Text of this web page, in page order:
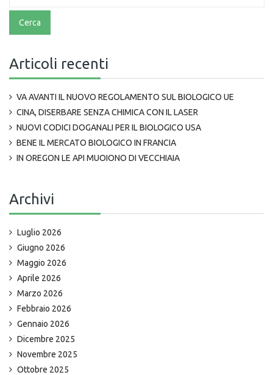
Articoli recenti
VA AVANTI IL NUOVO REGOLAMENTO SUL BIOLOGICO UE
CINA, DISERBARE SENZA CHIMICA CON IL LASER
NUOVI CODICI DOGANALI PER IL BIOLOGICO USA
BENE IL MERCATO BIOLOGICO IN FRANCIA
IN OREGON LE API MUOIONO DI VECCHIAIA
Archivi
Luglio 2026
Giugno 2026
Maggio 2026
Aprile 2026
Marzo 2026
Febbraio 2026
Gennaio 2026
Dicembre 2025
Novembre 2025
Ottobre 2025